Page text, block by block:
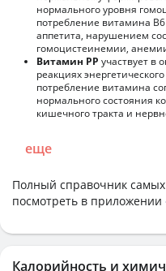
нормального уровня
потребление витамина
аппетита, нарушением
гомоцистеинемии,
Витамин РР участвует в
реакциях
потребление витамина
нормального состояния
кишечного тракта и
еще
Полный справочник
посмотреть в приложении
Калорийность и